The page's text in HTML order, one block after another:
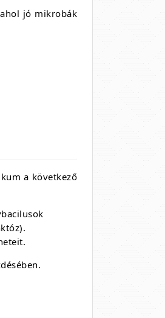
jó mikrobák
a következő